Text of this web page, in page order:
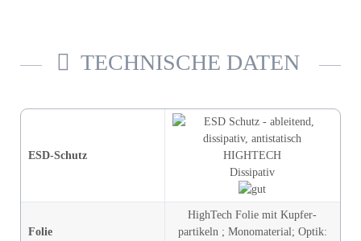
TECHNISCHE DATEN
ESD-Schutz
HIGHTECH
Dissipativ
Folie
HighTech Folie mit Kupfer­
partikeln ; Mono­material ; Optik: